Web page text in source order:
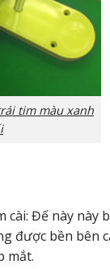
tim màu xanh
cài: Đế này này
được bền bên
mắt.